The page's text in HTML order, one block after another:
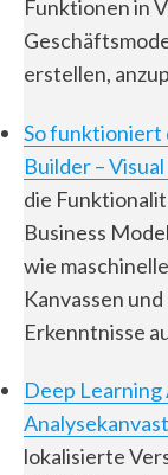
Funktionen in
erstellen,
So funktioniert
Builder –
die
Business
wie
Kanvassen
Erkenntnisse
Deep
lokalisierte